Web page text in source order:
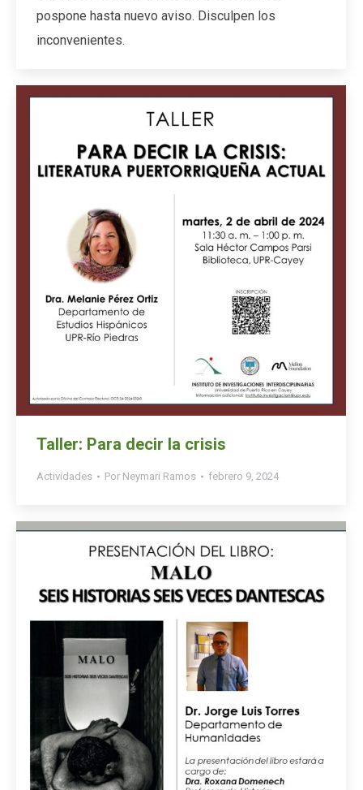
pospone hasta nuevo aviso. Disculpen los
inconvenientes.
Taller: Para decir la crisis
Actividades Por Neymari Ramos febrero 9, 2024